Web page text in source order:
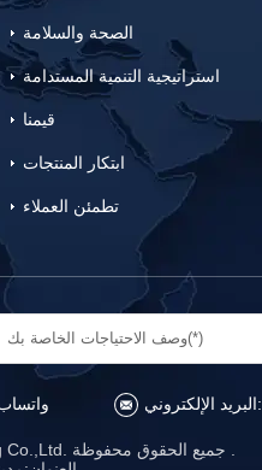
الصحة والسلامة
استراتيجية التنمية المستدامة
قيمنا
ابتكار المنتجات
تطمئن العملاء
البريد الإلكتروني: